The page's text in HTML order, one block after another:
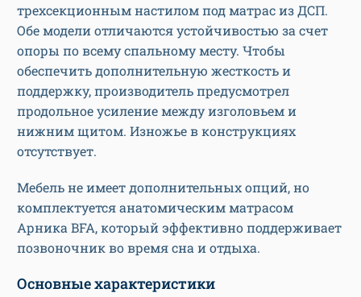
трехсекционным настилом под матрас из ДСП.
Обе модели отличаются устойчивостью за счет
опоры по всему спальному месту. Чтобы
обеспечить дополнительную жесткость и
поддержку, производитель предусмотрел
продольное усиление между изголовьем и
нижним щитом. Изножье в конструкциях
отсутствует.
Мебель не имеет дополнительных опций, но
комплектуется анатомическим матрасом
Арника BFA, который эффективно поддерживает
позвоночник во время сна и отдыха.
Основные характеристики